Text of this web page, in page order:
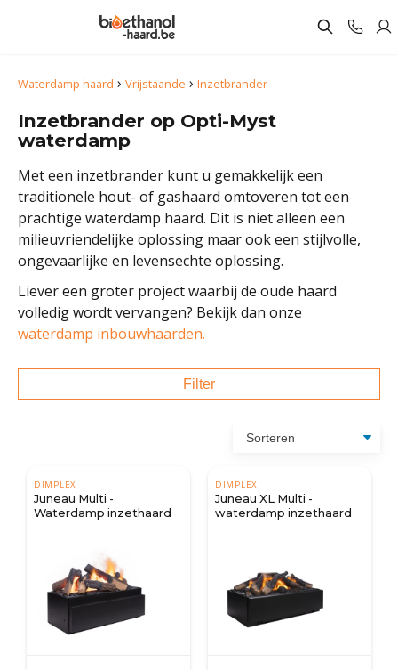
Waterdamp haard › Vrijstaande › Inzetbrander
Inzetbrander op Opti-Myst
waterdamp
Met een inzetbrander kunt u gemakkelijk een
traditionele hout- of gashaard omtoveren tot een
prachtige waterdamp haard. Dit is niet alleen een
milieuvriendelijke oplossing maar ook een stijlvolle,
ongevaarlijke en levensechte oplossing.
Liever een groter project waarbij de oude haard
volledig wordt vervangen? Bekijk dan onze
waterdamp inbouwhaarden.
Filter
DIMPLEX
Juneau Multi -
Waterdamp inzethaard
DIMPLEX
Juneau XL Multi -
waterdamp inzethaard